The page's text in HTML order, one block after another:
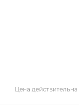
Цена